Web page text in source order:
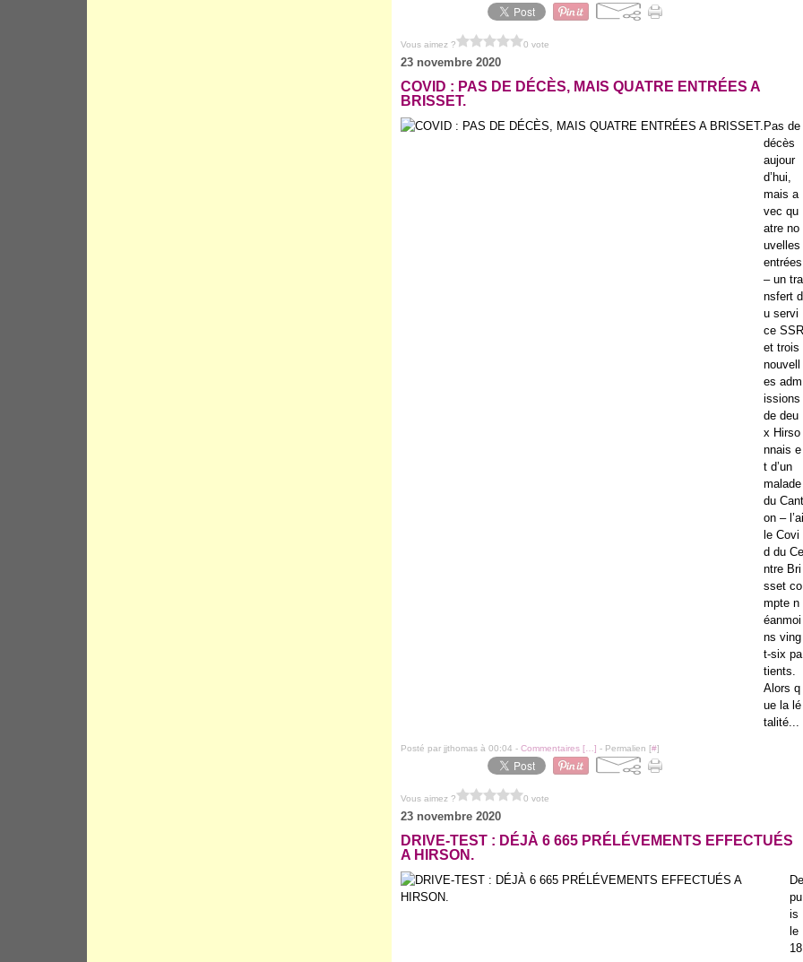
Vous aimez ? 0 vote
23 novembre 2020
COVID : PAS DE DÉCÈS, MAIS QUATRE ENTRÉES A
BRISSET.
Pas de
décès
aujour
d’hui,
mais a
vec qu
atre no
uvelles
entrées
– un tra
nsfert d
u servi
ce SSR
et trois
nouvell
es adm
issions
de deu
x Hirso
nnais e
t d’un
malade
du Cant
on – l’ai
le Covi
d du Ce
ntre Bri
sset co
mpte n
éanmoi
ns ving
t-six pa
tients.
Alors q
ue la lé
talité...
Posté par jjthomas à 00:04 - Commentaires [ ] - Permalien [#]
Vous aimez ? 0 vote
23 novembre 2020
DRIVE-TEST : DÉJÀ 6 665 PRÉLÉVEMENTS EFFECTUÉS
A HIRSON.
De
pu
is
le
18